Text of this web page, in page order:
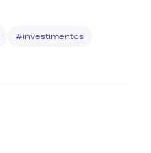
#investimentos